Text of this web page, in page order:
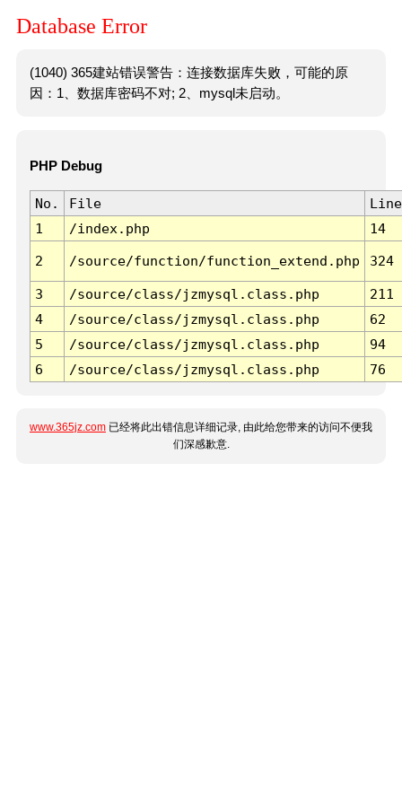
Database Error
(1040) 365建站错误警告：连接数据库失败，可能的原
因：1、数据库密码不对; 2、mysql未启动。
PHP Debug
No. File
Line
1
/index.php 14
2 /source/function/function_extend.php 324
3 /source/class/jzmysql.class.php
211
4
/source/class/jzmysql.class.php
62
5
/source/class/jzmysql.class.php
94
6
/source/class/jzmysql.class.php 76
www.365jz.com 已经将此出错信息详细记录, 由此给您带来的访问不便我
们深感歉意.